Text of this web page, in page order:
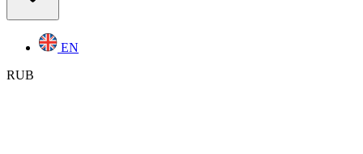
EN
RUB